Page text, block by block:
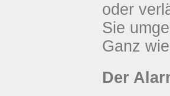
oder
Sie
Ganz
Der